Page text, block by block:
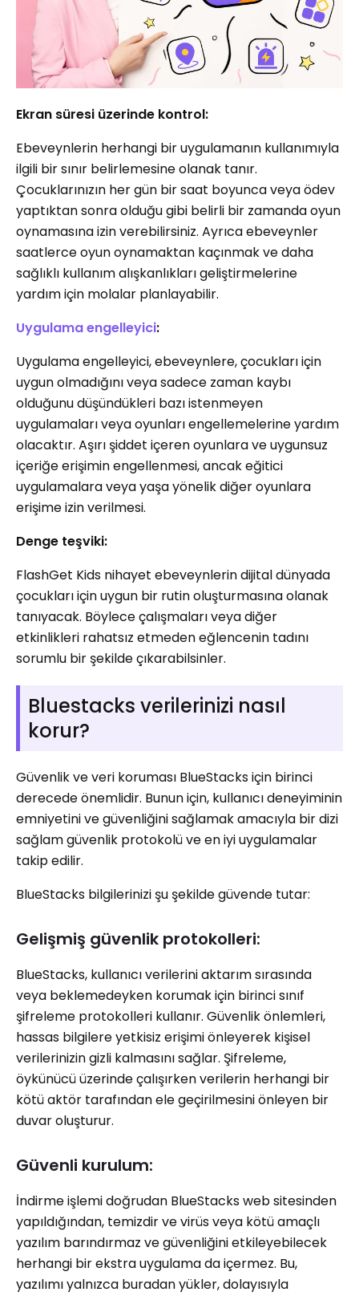
Ekran süresi üzerinde kontrol:
Ebeveynlerin herhangi bir uygulamanın kullanımıyla
ilgili bir sınır belirlemesine olanak tanır.
Çocuklarınızın her gün bir saat boyunca veya ödev
yaptıktan sonra olduğu gibi belirli bir zamanda oyun
oynamasına izin verebilirsiniz. Ayrıca ebeveynler
saatlerce oyun oynamaktan kaçınmak ve daha
sağlıklı kullanım alışkanlıkları geliştirmelerine
yardım için molalar planlayabilir.
Uygulama engelleyici:
Uygulama engelleyici, ebeveynlere, çocukları için
uygun olmadığını veya sadece zaman kaybı
olduğunu düşündükleri bazı istenmeyen
uygulamaları veya oyunları engellemelerine yardım
olacaktır. Aşırı şiddet içeren oyunlara ve uygunsuz
içeriğe erişimin engellenmesi, ancak eğitici
uygulamalara veya yaşa yönelik diğer oyunlara
erişime izin verilmesi.
Denge teşviki:
FlashGet Kids nihayet ebeveynlerin dijital dünyada
çocukları için uygun bir rutin oluşturmasına olanak
tanıyacak. Böylece çalışmaları veya diğer
etkinlikleri rahatsız etmeden eğlencenin tadını
sorumlu bir şekilde çıkarabilsinler.
Bluestacks verilerinizi nasıl
korur?
Güvenlik ve veri koruması BlueStacks için birinci
derecede önemlidir. Bunun için, kullanıcı deneyiminin
emniyetini ve güvenliğini sağlamak amacıyla bir dizi
sağlam güvenlik protokolü ve en iyi uygulamalar
takip edilir.
BlueStacks bilgilerinizi şu şekilde güvende tutar:
Gelişmiş güvenlik protokolleri:
BlueStacks, kullanıcı verilerini aktarım sırasında
veya beklemedeyken korumak için birinci sınıf
şifreleme protokolleri kullanır. Güvenlik önlemleri,
hassas bilgilere yetkisiz erişimi önleyerek kişisel
verilerinizin gizli kalmasını sağlar. Şifreleme,
öykünücü üzerinde çalışırken verilerin herhangi bir
kötü aktör tarafından ele geçirilmesini önleyen bir
duvar oluşturur.
Güvenli kurulum:
İndirme işlemi doğrudan BlueStacks web sitesinden
yapıldığından, temizdir ve virüs veya kötü amaçlı
yazılım barındırmaz ve güvenliğini etkileyebilecek
herhangi bir ekstra uygulama da içermez. Bu,
yazılımı yalnızca buradan yükler, dolayısıyla